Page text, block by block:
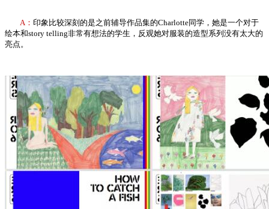
A： 印象比较深刻的是之前辅导作品集的Charlotte同学，她是一个对于
绘本和story telling非常有想法的学生，反观她对服装的造型系列没有太大的
亮点。